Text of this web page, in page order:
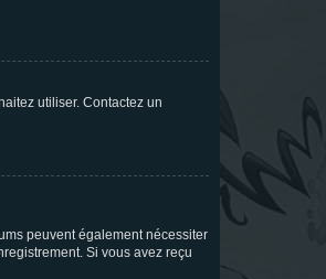
utiliser. Contactez un
peuvent également nécessiter
Si vous avez reçu